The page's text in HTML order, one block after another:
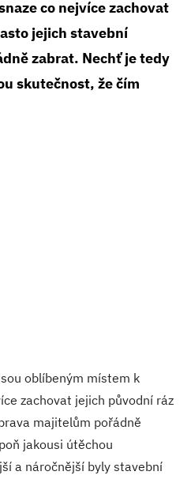
co nejvíce zachovat
jejich stavební
zabrat. Nechť je tedy
skutečnost, že čím
oblíbeným místem k
zachovat jejich původní ráz
majitelům pořádně
jakousi útěchou
a náročnější byly stavební